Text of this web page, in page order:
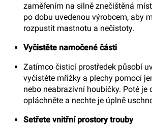
zaměřením na silně znečištěná
po dobu uvedenou výrobcem, aby
rozpustit mastnotu a nečistoty.
Vyčistěte namočené části
Zatímco čisticí prostředek působí
vyčistěte mřížky a plechy pomocí
nebo neabrazivní houbičky. Poté je
opláchněte a nechte je úplně
Setřete vnitřní prostory trouby